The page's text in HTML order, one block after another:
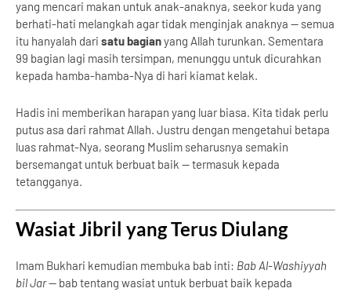
yang mencari makan untuk anak-anaknya, seekor kuda yang
berhati-hati melangkah agar tidak menginjak anaknya — semua
itu hanyalah dari satu bagianyang Allah turunkan. Sementara
99 bagian lagi masih tersimpan, menunggu untuk dicurahkan
kepada hamba-hamba-Nya di hari kiamat kelak.
Hadis ini memberikan harapan yang luar biasa. Kita tidak perlu
putus asa dari rahmat Allah. Justru dengan mengetahui betapa
luas rahmat-Nya, seorang Muslim seharusnya semakin
bersemangat untuk berbuat baik — termasuk kepada
tetangganya.
Wasiat Jibril yang Terus Diulang
Imam Bukhari kemudian membuka bab inti: Bab Al-Washiyyah
bil Jar— bab tentang wasiat untuk berbuat baik kepada